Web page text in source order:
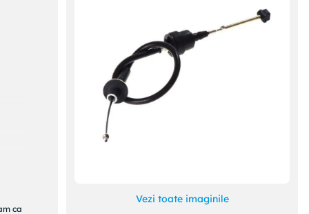
ca
Vezi toate imaginile